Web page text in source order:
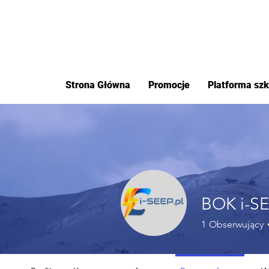
Strona Główna Promocje Platforma
BOK i-
1 Obserwujący